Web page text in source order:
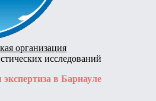
организация
исследований
в Барнауле